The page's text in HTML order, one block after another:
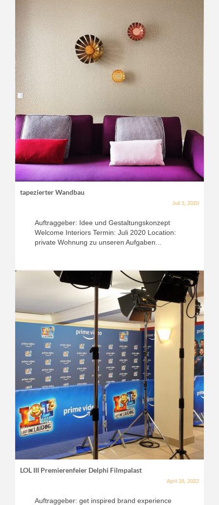
tapezierter Wandbau
Juli 3, 2020
Auftraggeber: Idee und Gestaltungskonzept
Welcome Interiors Termin: Juli 2020 Location:
private Wohnung zu unseren Aufgaben...
LOL III Premierenfeier Delphi Filmpalast
April 19, 2022
Auftraggeber: get inspired brand experience